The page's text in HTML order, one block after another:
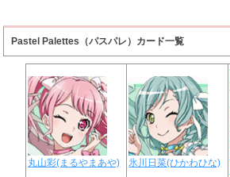
Pastel Palettes（パスパレ）カード一覧
丸山彩(まるやまあや) 氷川日菜(ひかわひな)